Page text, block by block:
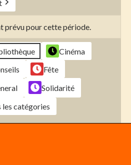
prévu pour cette période.
Cinéma
Fête
Solidarité
les catégories